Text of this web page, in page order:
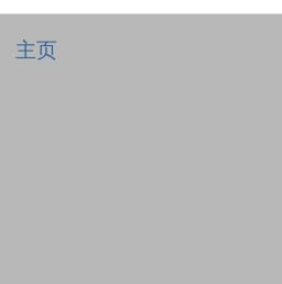
主页